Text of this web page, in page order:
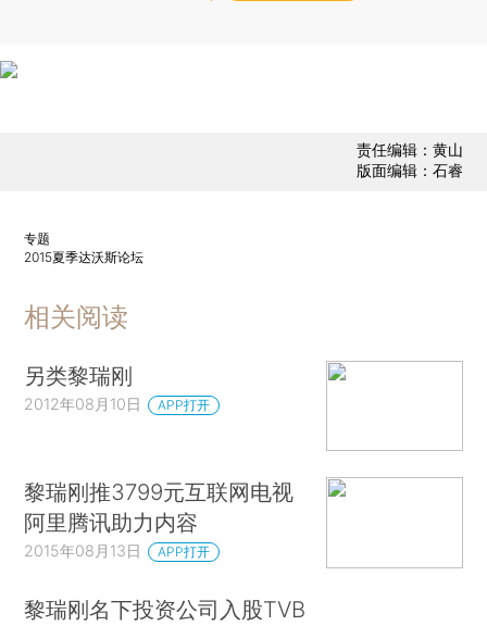
责任编辑：黄山
版面编辑：石睿
专题
2015夏季达沃斯论坛
相关阅读
另类黎瑞刚
2012年08月10日 APP打开
黎瑞刚推3799元互联网电视
阿里腾讯助力内容
2015年08月13日 APP打开
黎瑞刚名下投资公司入股TVB